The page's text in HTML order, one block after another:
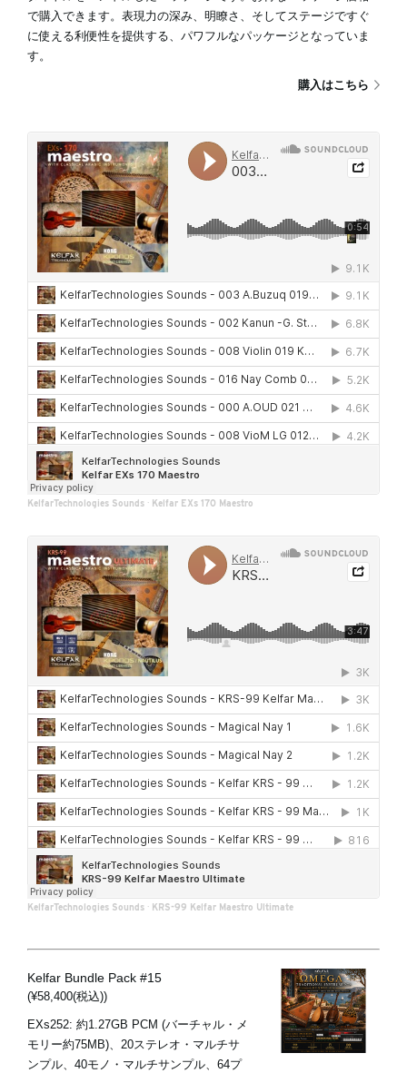
で購入できます。表現力の深み、明瞭さ、そしてステージですぐ
に使える利便性を提供する、パワフルなパッケージとなっていま
す。
購入はこちら
KelfarTechnologies Sounds · Kelfar EXs 170 Maestro
KelfarTechnologies Sounds · KRS-99 Kelfar Maestro Ultimate
Kelfar Bundle Pack #15
(¥58,400(税込))
EXs252: 約1.27GB PCM (バーチャル・メ
モリー約75MB)、20ステレオ・マルチサ
ンプル、40モノ・マルチサンプル、64プ